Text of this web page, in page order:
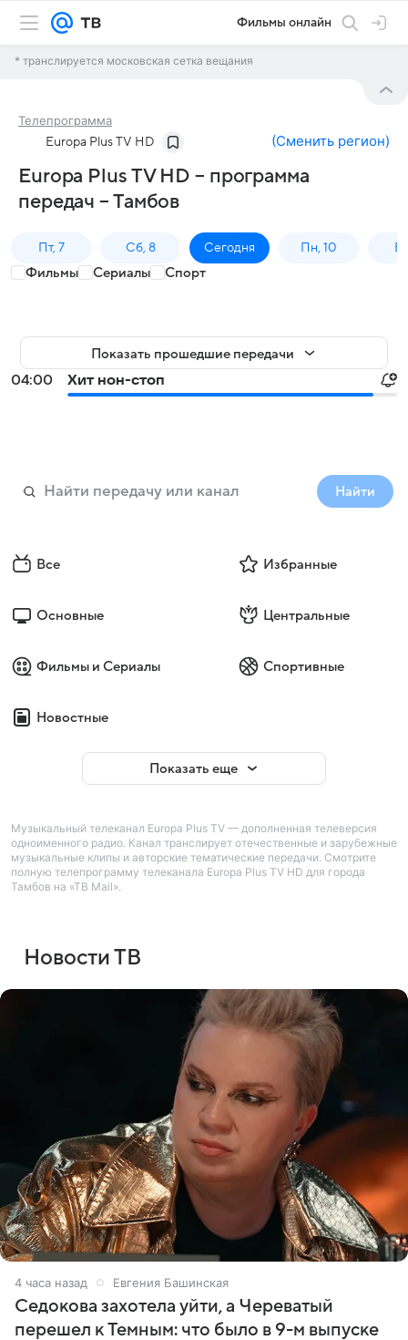
Фильмы онлайн
* транслируется московская сетка вещания
Телепрограмма
Europa Plus TV HD (Сменить регион)
Europa Plus TV HD – программа
передач – Тамбов
Пт, 7 Сб, 8 Сегодня Пн, 10
Фильмы Сериалы Спорт
Показать прошедшие передачи
04:00 Хит нон-стоп
Найти
Все Избранные
Основные Центральные
Фильмы и Сериалы Спортивные
Новостные
Показать еще
Музыкальный телеканал Europa Plus TV — дополненная телеверсия
одноименного радио. Канал транслирует отечественные и зарубежные
музыкальные клипы и авторские тематические передачи. Смотрите
полную телепрограмму телеканала Europa Plus TV HD для города
Тамбов на «ТВ Mail».
Новости ТВ
4 часа назад Евгения Башинская
Седокова захотела уйти, а Череватый
перешел к Темным: что было в 9-м выпуске